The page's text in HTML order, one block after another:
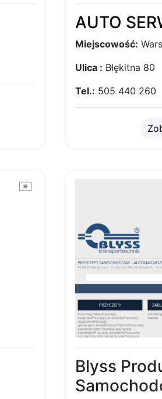
AUTO
Miejscowość:
Ulica : Błękitna 80
Tel.: 505 440 260
Blyss